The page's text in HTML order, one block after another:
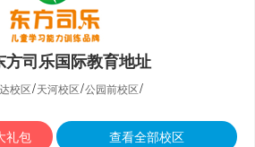
方司乐国际教育地址
校区/天河校区/公园前校区/
礼包 查看全部校区